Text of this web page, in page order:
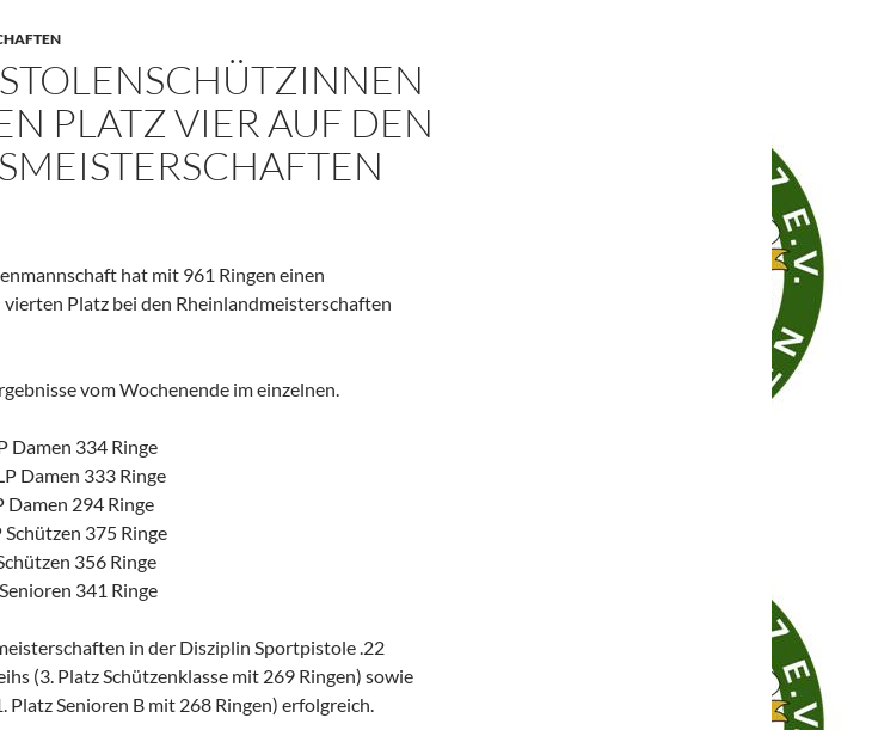
PLATZ VIER AUF DEN
hat mit 961 Ringen einen
Platz bei den Rheinlandmeisterschaften
vom Wochenende im einzelnen.
Damen 334 Ringe
Damen 333 Ringe
294 Ringe
375 Ringe
356 Ringe
341 Ringe
in der Disziplin Sportpistole .22
(3. Platz Schützenklasse mit 269 Ringen) sowie
Platz Senioren B mit 268 Ringen) erfolgreich.